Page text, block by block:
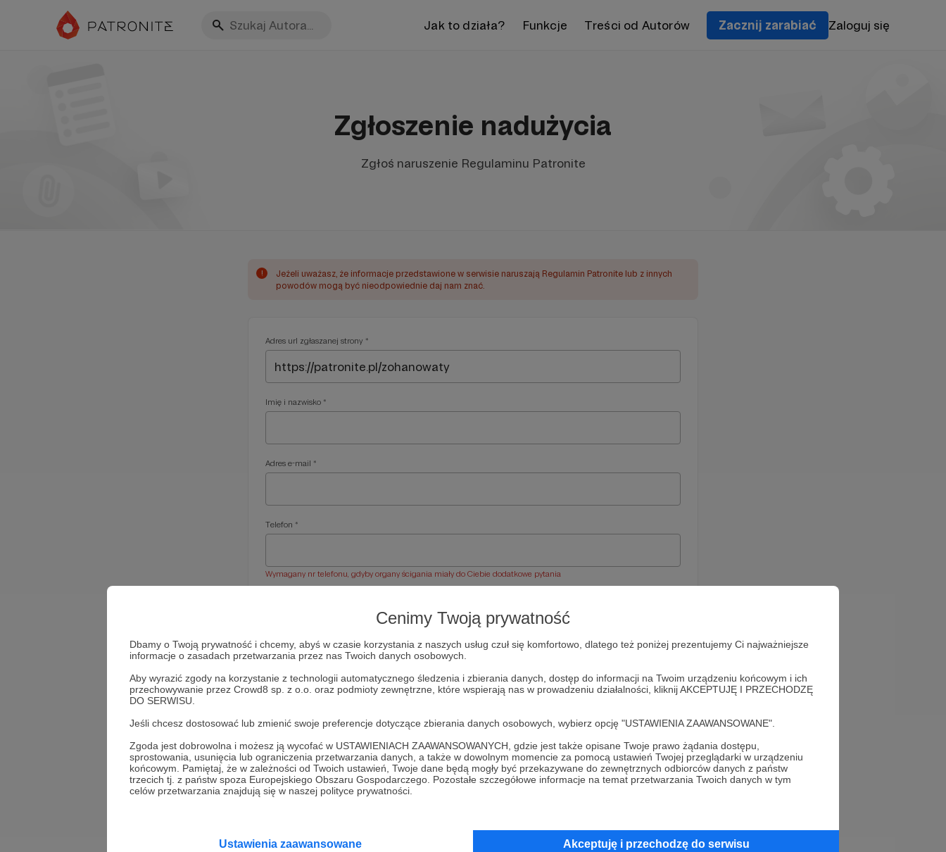
Cenimy Twoją prywatność
Dbamy o Twoją prywatność i chcemy, abyś w czasie korzystania z naszych usług czuł się komfortowo, dlatego też poniżej prezentujemy Ci najważniejsze
informacje o zasadach przetwarzania przez nas Twoich danych osobowych.
Aby wyrazić zgody na korzystanie z technologii automatycznego śledzenia i zbierania danych, dostęp do informacji na Twoim urządzeniu końcowym i ich
przechowywanie przez Crowd8 sp. z o.o. oraz podmioty zewnętrzne, które wspierają nas w prowadzeniu działalności, kliknij AKCEPTUJĘ I PRZECHODZĘ
DO SERWISU.
Jeśli chcesz dostosować lub zmienić swoje preferencje dotyczące zbierania danych osobowych, wybierz opcję "USTAWIENIA ZAAWANSOWANE".
Zgoda jest dobrowolna i możesz ją wycofać w USTAWIENIACH ZAAWANSOWANYCH, gdzie jest także opisane Twoje prawo żądania dostępu,
sprostowania, usunięcia lub ograniczenia przetwarzania danych, a także w dowolnym momencie za pomocą ustawień Twojej przeglądarki w urządzeniu
końcowym. Pamiętaj, że w zależności od Twoich ustawień, Twoje dane będą mogły być przekazywane do zewnętrznych odbiorców danych z państw
trzecich tj. z państw spoza Europejskiego Obszaru Gospodarczego. Pozostałe szczegółowe informacje na temat przetwarzania Twoich danych w tym
celów przetwarzania znajdują się w naszej polityce prywatności.
Ustawienia zaawansowane Akceptuję i przechodzę do serwisu
Jak to działa? Funkcje Treści od Autorów Zacznij zarabiać Zaloguj się
Zgłoszenie nadużycia
Zgłoś naruszenie Regulaminu Patronite
!
Jeżeli uważasz, że informacje przedstawione w serwisie naruszają Regulamin Patronite lub z innych
powodów mogą być nieodpowiednie daj nam znać.
Adres url zgłaszanej strony *
Imię i nazwisko *
Adres e-mail *
Telefon *
Wymagany nr telefonu, gdyby organy ścigania miały do Ciebie dodatkowe pytania
* Wyrażam zgodę na przetwarzanie moich danych osobowych przez Patronite
Administratorem Twoich danych osobowych jest Crowd8 sp. z o.o. z siedziba w Warszawie, ul. Żwirki i
Wigury 16, 02-092 Warszawa. Twoje dane osobowe będą przetwarzane w szczególności w celu wykonania
umowy zawartej z Tobą, w tym do umożliwienia świadczenia usługi drogą elektroniczną oraz pełnego
korzystania z platformy Patronite.pl, w tym możliwości dokonywania oraz otrzymywania wsparcia na naszej
Gwarantujemy spełnienie wszystkich Twoich praw wynikających z ogólnego rozporządzenia o ochronie
danych, tj. prawo dostępu, sprostowania oraz usunięcia Twoich danych, ograniczenia ich przetwarzania,
rozwiń zgodę